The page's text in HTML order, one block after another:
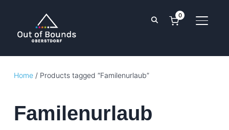
0
Home/ Products tagged “Familenurlaub”
Familenurlaub